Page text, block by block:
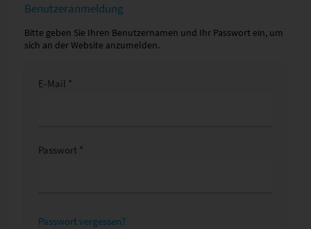
Benutzeranmeldung
Bitte geben Sie Ihren Benutzernamen und Ihr Passwort ein, um
sich an der Website anzumelden.
E-Mail *
Passwort *
Passwort vergessen?